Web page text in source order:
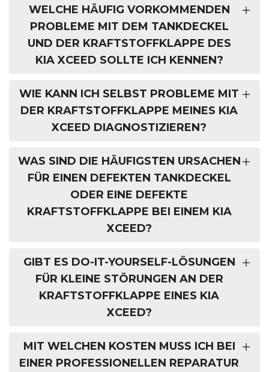
WELCHE HÄUFIG VORKOMMENDEN
PROBLEME MIT DEM TANKDECKEL
UND DER KRAFTSTOFFKLAPPE DES
KIA XCEED SOLLTE ICH KENNEN?
WIE KANN ICH SELBST PROBLEME MIT
DER KRAFTSTOFFKLAPPE MEINES KIA
XCEED DIAGNOSTIZIEREN?
WAS SIND DIE HÄUFIGSTEN URSACHEN
FÜR EINEN DEFEKTEN TANKDECKEL
ODER EINE DEFEKTE
KRAFTSTOFFKLAPPE BEI EINEM KIA
XCEED?
GIBT ES DO-IT-YOURSELF-LÖSUNGEN
FÜR KLEINE STÖRUNGEN AN DER
KRAFTSTOFFKLAPPE EINES KIA
XCEED?
MIT WELCHEN KOSTEN MUSS ICH BEI
EINER PROFESSIONELLEN REPARATUR